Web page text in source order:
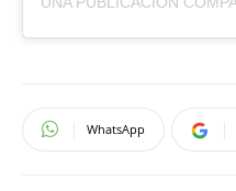
WhatsApp